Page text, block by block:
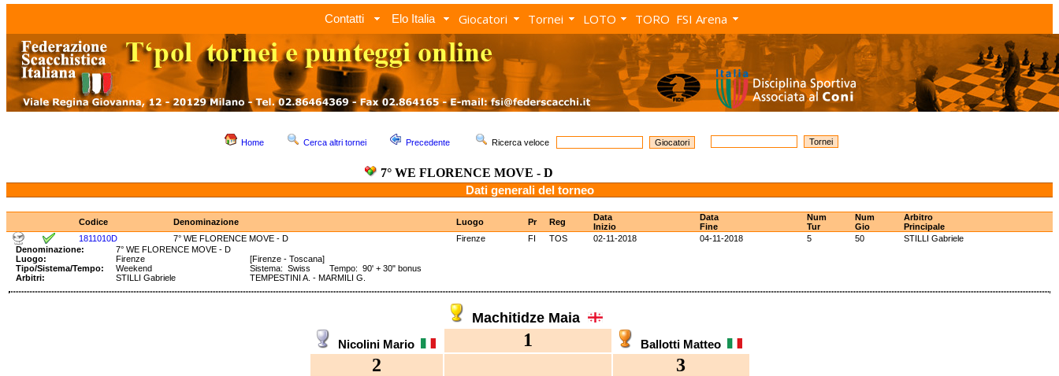
Contatti Elo Italia Giocatori Tornei LOTO TORO FSI Arena
Home Cerca altri tornei Precedente Ricerca veloce
7° WE FLORENCE MOVE - D
Dati generali del torneo
Codice Denominazione Luogo Pr Reg
Data
Inizio
Data
Fine
Num
Tur
Num
Gio
Arbitro
Principale
1811010D
7° WE FLORENCE MOVE - D Firenze FI TOS 02-11-2018 04-11-2018 5 50
STILLI Gabriele
Denominazione:
7° WE FLORENCE MOVE - D
Luogo:
Firenze
[Firenze - Toscana]
Tipo/Sistema/Tempo:
Weekend
Sistema: Swiss Tempo: 90' + 30" bonus
Arbitri:
STILLI Gabriele TEMPESTINI A. - MARMILI G.
Machitidze Maia
Nicolini Mario 1 Ballotti Matteo
2 3